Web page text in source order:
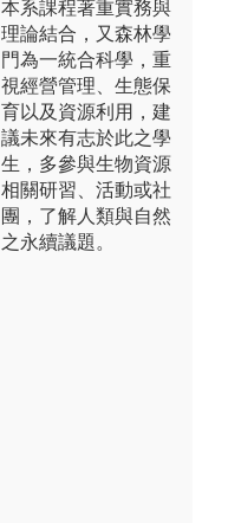
本系課程著重實務與
理論結合，又森林學
門為一統合科學，重
視經營管理、生態保
育以及資源利用，建
議未來有志於此之學
生，多參與生物資源
相關研習、活動或社
團，了解人類與自然
之永續議題。